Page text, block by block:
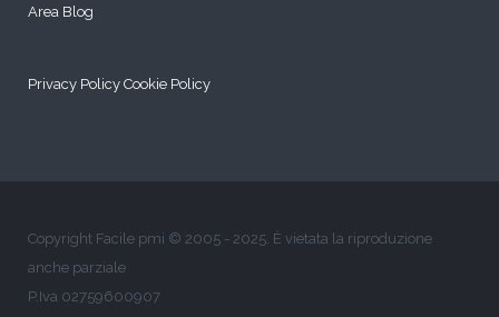
Area Blog
Privacy Policy Cookie Policy
Copyright Facile pmi © 2005 - 2025. È vietata la riproduzione
anche parziale
P.Iva 02759600907